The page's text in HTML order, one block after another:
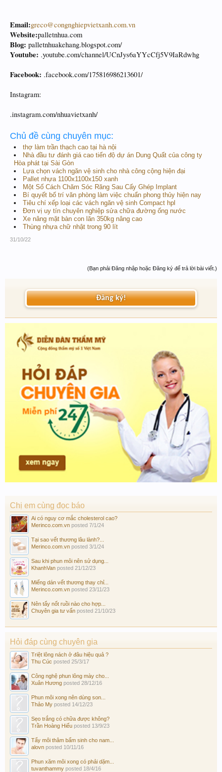
Email:greco@congnghiepvietxanh.com.vn
Website:palletnhua.com
Blog: palletnhuakehang.blogspot.com/
Youtube: .youtube.com/channel/UCnJys6aYYcCfj5V9IaRdwhg
Facebook: .facebook.com/175816986213601/
Instagram:
.instagram.com/nhuavietxanh/
Chủ đề cùng chuyên mục:
thợ làm trần thạch cao tại hà nội
Nhà đầu tư đánh giá cao tiến độ dự án Dung Quất của công ty
Hòa phát tại Sài Gòn
Lựa chọn vách ngăn vệ sinh cho nhà công cộng hiện đại
Pallet nhựa 1100x1100x150 xanh
Một Số Cách Chăm Sóc Răng Sau Cấy Ghép Implant
Bí quyết bố trí văn phòng làm việc chuẩn phong thủy hiện nay
Tiêu chí xếp loại các vách ngăn vệ sinh Compact hpl
Đơn vị uy tín chuyên nghiệp sửa chữa đường ống nước
Xe nâng mặt bàn con lăn 350kg nâng cao
Thùng nhựa chữ nhật trong 90 lít
31/10/22
(Bạn phải Đăng nhập hoặc Đăng ký để trả lời bài viết.)
Đăng ký!
Chị em cùng đọc báo
Ai có nguy cơ mắc cholesterol cao?
Merinco.com.vn posted 7/1/24
Tại sao vết thương lâu lành?...
Merinco.com.vn posted 3/1/24
Sau khi phun môi nên sử dụng...
KhanhVan posted 21/12/23
Miếng dán vết thương thay chỉ...
Merinco.com.vn posted 23/11/23
Nên tẩy nốt ruồi nào cho hợp...
Chuyên gia tư vấn posted 21/10/23
Hỏi đáp cùng chuyên gia
Triệt lông nách ở đâu hiệu quả ?
Thu Cúc posted 25/3/17
Công nghệ phun lông mày cho...
Xuân Hương posted 28/12/16
Phun môi xong nên dùng son...
Thảo My posted 14/12/23
Sẹo trắng có chữa được không?
Trần Hoàng Hiếu posted 13/9/23
Tẩy môi thâm bẩm sinh cho nam...
alovn posted 10/11/16
Phun xăm môi xong có phải dặm...
tuvanthammy posted 18/4/16